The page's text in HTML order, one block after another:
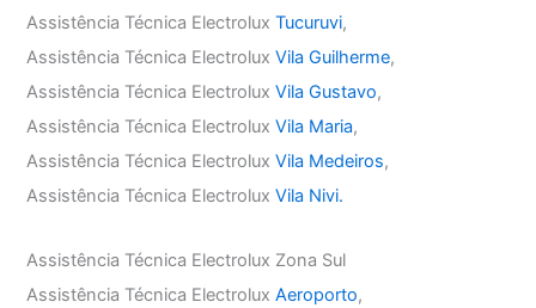
Assistência Técnica ElectroluxTucuruvi,
Assistência Técnica ElectroluxVila Guilherme,
Assistência Técnica ElectroluxVila Gustavo,
Assistência Técnica ElectroluxVila Maria,
Assistência Técnica ElectroluxVila Medeiros,
Assistência Técnica ElectroluxVila Nivi.
Assistência Técnica Electrolux Zona Sul
Assistência Técnica ElectroluxAeroporto,